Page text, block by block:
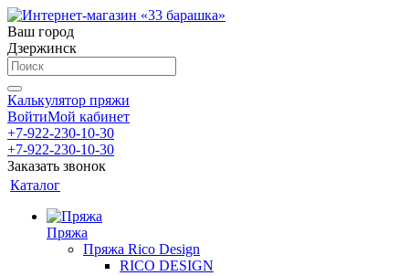
Ваш город
Дзержинск
Калькулятор пряжи
ВойтиМой кабинет
+7-922-230-10-30
+7-922-230-10-30
Заказать звонок
Каталог
Пряжа
Пряжа Rico Design
RICO DESIGN